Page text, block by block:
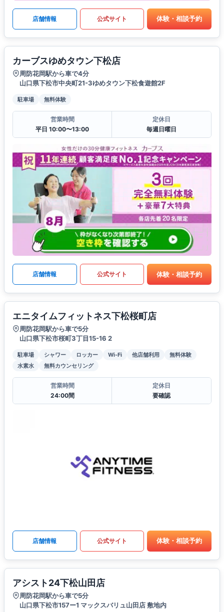
店舗情報 公式サイト 体験・相談予約
カーブスゆめタウン下松店
周防花岡駅から車で4分
山口県下松市中央町21-3ゆめタウン下松食遊館2F
駐車場 無料体験
営業時間
平日 10:00〜13:00
定休日
毎週日曜日
店舗情報 公式サイト 体験・相談予約
エニタイムフィットネス下松桜町店
周防花岡駅から車で5分
山口県下松市桜町3丁目15-16 2
駐車場 シャワー ロッカー Wi-Fi 他店舗利用
無料体験
水素水
無料カウンセリング
営業時間
24:00間
定休日
要確認
店舗情報 公式サイト 体験・相談予約
アシスト24下松山田店
周防花岡駅から車で5分
山口県下松市157ー1 マックスバリュ山田店 敷地内